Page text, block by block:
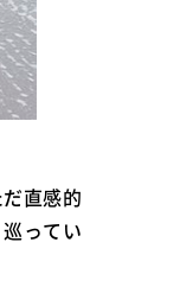
直感的
ってい